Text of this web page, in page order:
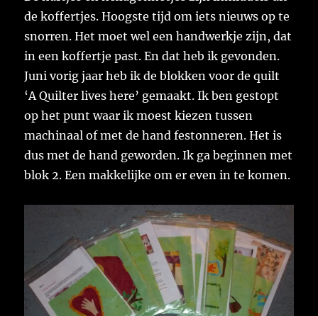
de koffertjes. Hoogste tijd om iets nieuws op te
snorren. Het moet wel een handwerkje zijn, dat
in een koffertje past. En dat heb ik gevonden.
Juni vorig jaar heb ik de blokken voor de quilt
‘A Quilter lives here’ gemaakt. Ik ben gestopt
op het punt waar ik moest kiezen tussen
machinaal of met de hand festonneren. Het is
dus met de hand geworden. Ik ga beginnen met
blok 2. Een makkelijke om er even in te komen.